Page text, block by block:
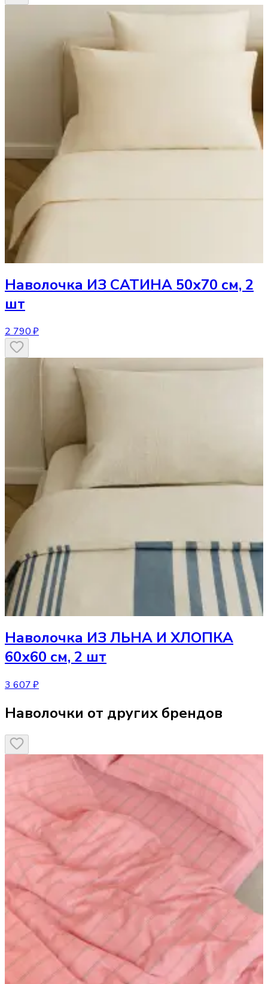
Наволочка ИЗ САТИНА 50х70 см, 2
шт
2 790 ₽
Наволочка ИЗ ЛЬНА И ХЛОПКА
60х60 см, 2 шт
3 607 ₽
Наволочки от других брендов